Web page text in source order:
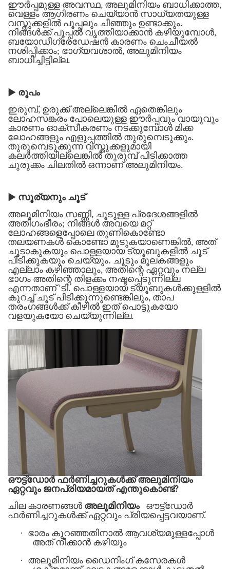
ഈർപ്പമുള്ള അവസ്ഥ, അലുമിനിയം ബാധിക്കാത്ത,
വെള്ളം ആഗിരണം ചെയ്യാൻ സാധ്യതയുള്ള
വസ്തുക്കളിൽ പൂപ്പലും ചീഞ്ഞും ഉണ്ടാക്കും.
നിങ്ങൾക്ക് പൂപ്പൽ വൃത്തിയാക്കാൻ കഴിയുമ്പോൾ,
ബയോഡീഗ്രേഡേഷൻ കാരണം ചെംചീയൽ
നശിപ്പിക്കാം; ഭാഗ്യവശാൽ, അലുമിനിയം
ബാധിച്ചിട്ടില്ല.
▶ രൂപം
ഇരുമ്പ്, ഉരുക്ക് അല്ലെങ്കിൽ ഏതെങ്കിലും
ലോഹസങ്കരം പോലെയുള്ള ഈർപ്പവും വായുവും
കാരണം ഓക്സീകരണം നടക്കുമ്പോൾ മിക്ക
ലോഹങ്ങളും എളുപ്പത്തിൽ തുരുമ്പെടുക്കും.
തുരുമ്പെടുക്കുന്ന വസ്തുക്കളുമായി
കലർത്തിയില്ലെങ്കിൽ തുരുമ്പ് പിടിക്കാത്ത
ചുരുക്കം ചിലതിൽ ഒന്നാണ് അലുമിനിയം.
▶ സൂര്യനും ചൂട്
അലൂമിനിയം സണ്ണി, ചൂടുള്ള പ്രദേശങ്ങളിൽ
അതിഗംഭീരം; നിങ്ങൾ അവയെ മറ്റ്
ലോഹങ്ങളെപ്പോലെ തുണികൊണ്ടോ
തലയണകൾ കൊണ്ടോ മൂടുകയാണെങ്കിൽ, അത്
ചൂടാകുകയും പൊള്ളയായ ട്യൂബുകളിൽ ചൂട്
പിടിക്കുകയും ചെയ്യും. ചൂടും മൂലകങ്ങളും
എല്ലാം കഴിഞ്ഞാലും, അതിന്റെ ഏറ്റവും നല്ല
ഭാഗം അതിന്റെ തിളക്കം നഷ്ടപ്പെടുന്നില്ല
എന്നതാണ് ’ടി. പൊള്ളയായ ട്യൂബുകൾക്കുള്ളിൽ
കുറച്ച് ചൂട് പിടിക്കുന്നുണ്ടെങ്കിലും, താപ
തരംഗങ്ങൾക്ക് കീഴിൽ ഇത് പൊട്ടുകയോ
വളയുകയോ ചെയ്യുന്നില്ല.
ഔട്ട്‌ഡോർ ഫർണിച്ചറുകൾക്ക് അലുമിനിയം
ഏറ്റവും ജനപ്രിയമായത് എന്തുകൊണ്ട്?
ചില കാരണങ്ങൾ അലൂമിനിയം
ഔട്ട്ഡോർ
ഫർണിച്ചറുകൾക്ക് ഏറ്റവും പ്രിയപ്പെട്ടവയാണ്.
·
ഭാരം കുറഞ്ഞതിനാൽ ആവശ്യമുള്ളപ്പോൾ
അത് നീക്കാൻ കഴിയും
·
അലൂമിനിയം ഡൈനിംഗ് കസേരകൾ